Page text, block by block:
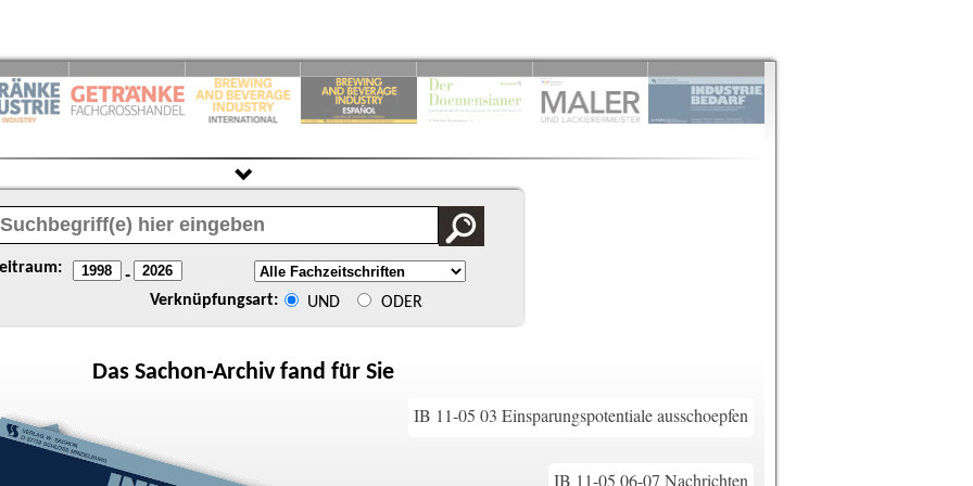
-
Verknüpfungsart: UND ODER
Das Sachon-Archiv fand für Sie
IB 11-05 03 Einsparungspotentiale ausschoepfen
IB 11-05 06-07 Nachrichten